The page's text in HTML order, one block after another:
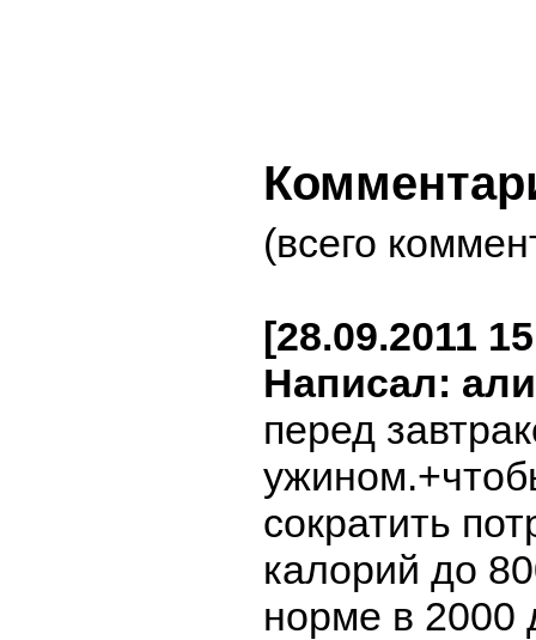
(всего
[28.09.2011
Написал:
перед
сократить
калорий до
норме в